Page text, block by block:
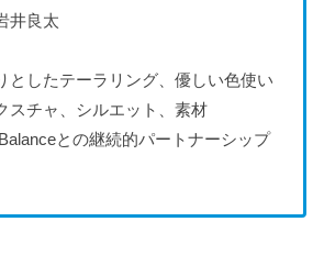
井良太
としたテーラリング、優しい色使い
スチャ、シルエット、素材
との継続的パートナーシップ